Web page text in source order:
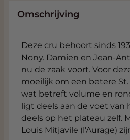
Omschrijving
Deze cru behoort sinds
Nony. Damien en Jean-
nu de zaak voort. Voor
moeilijk om een ​​betere
wat betreft volume en
ligt deels aan de voet van
deels op het plateau zelf.
Louis Mitjavile (l'Aurage)